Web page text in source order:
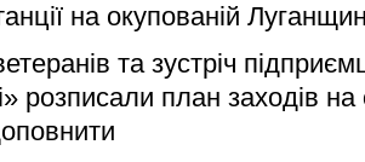
на окупованій
та зустріч
розписали план заходів на